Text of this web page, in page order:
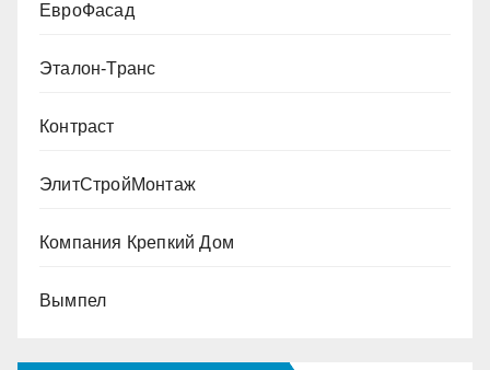
ЕвроФасад
Эталон-Транс
Контраст
ЭлитСтройМонтаж
Компания Крепкий Дом
Вымпел